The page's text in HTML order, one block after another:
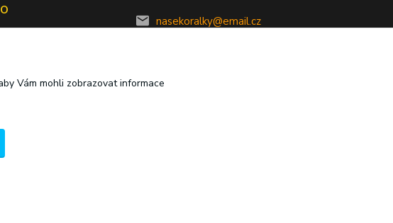
Praha 4
nasekoralky@email.cz
Vám mohli zobrazovat informace